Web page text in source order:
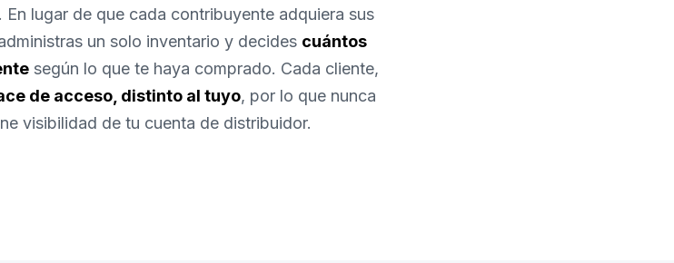
lugar de que cada contribuyente adquiera sus
un solo inventario y decides cuántos
según lo que te haya comprado. Cada cliente,
de acceso, distinto al tuyo, por lo que nunca
visibilidad de tu cuenta de distribuidor.